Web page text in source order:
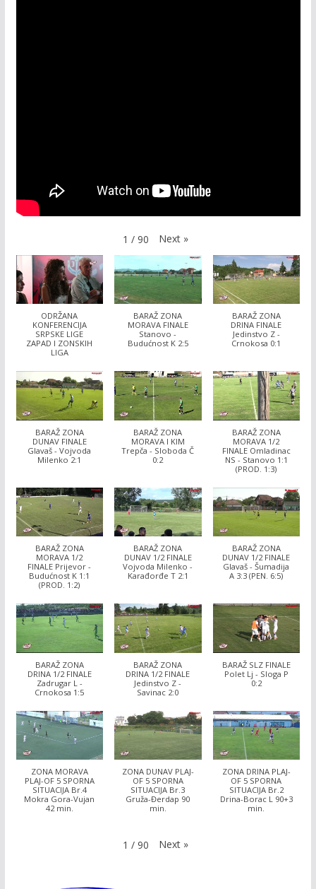
1 / 90 Next »
ODRŽANA
KONFERENCIJA
SRPSKE LIGE
ZAPAD I ZONSKIH
LIGA
BARAŽ ZONA
MORAVA FINALE
Stanovo -
Budućnost K 2:5
BARAŽ ZONA
DRINA FINALE
Jedinstvo Z -
Crnokosa 0:1
BARAŽ ZONA
DUNAV FINALE
Glavaš - Vojvoda
Milenko 2:1
BARAŽ ZONA
MORAVA I KIM
Trepča - Sloboda Č
0:2
BARAŽ ZONA
MORAVA 1/2
FINALE Omladinac
NS - Stanovo 1:1
(PROD. 1:3)
BARAŽ ZONA
MORAVA 1/2
FINALE Prijevor -
Budućnost K 1:1
(PROD. 1:2)
BARAŽ ZONA
DUNAV 1/2 FINALE
Vojvoda Milenko -
Karađorđe T 2:1
BARAŽ ZONA
DUNAV 1/2 FINALE
Glavaš - Šumadija
A 3:3 (PEN. 6:5)
BARAŽ ZONA
DRINA 1/2 FINALE
Zadrugar L -
Crnokosa 1:5
BARAŽ ZONA
DRINA 1/2 FINALE
Jedinstvo Z -
Savinac 2:0
BARAŽ SLZ FINALE
Polet Lj - Sloga P
0:2
ZONA MORAVA
PLAJ-OF 5 SPORNA
SITUACIJA Br.4
Mokra Gora-Vujan
42 min.
ZONA DUNAV PLAJ-
OF 5 SPORNA
SITUACIJA Br.3
Gruža-Đerdap 90
min.
ZONA DRINA PLAJ-
OF 5 SPORNA
SITUACIJA Br.2
Drina-Borac L 90+3
min.
1 / 90 Next »